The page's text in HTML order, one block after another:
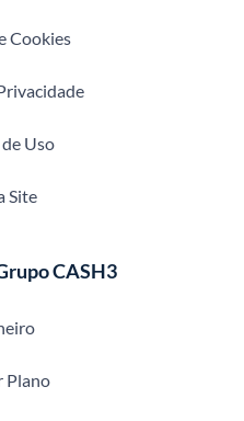
Cookies
Uso
Site
CASH3
Plano